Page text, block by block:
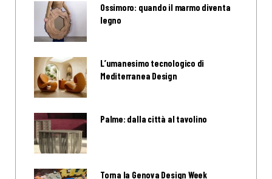
Ossimoro: quando il marmo diventa
legno
L’umanesimo tecnologico di
Mediterranea Design
Palme: dalla città al tavolino
Torna la Genova Design Week